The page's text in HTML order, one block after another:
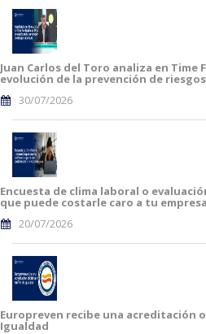
Juan Carlos del Toro analiza en Time
evolución de la prevención de
30/07/2026
Encuesta de clima laboral o
que puede costarle caro a tu empresa
20/07/2026
Europreven recibe una acreditación
Igualdad